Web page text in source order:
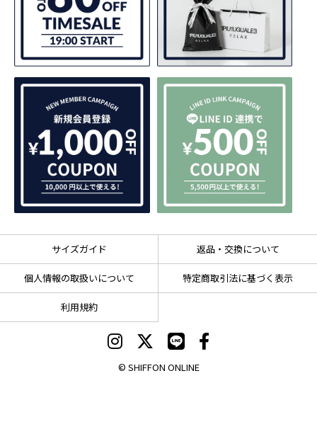
サイズガイド 返品・交換について
個人情報の取扱いについて 特定商取引法に基づく表示
利用規約
© SHIFFON ONLINE